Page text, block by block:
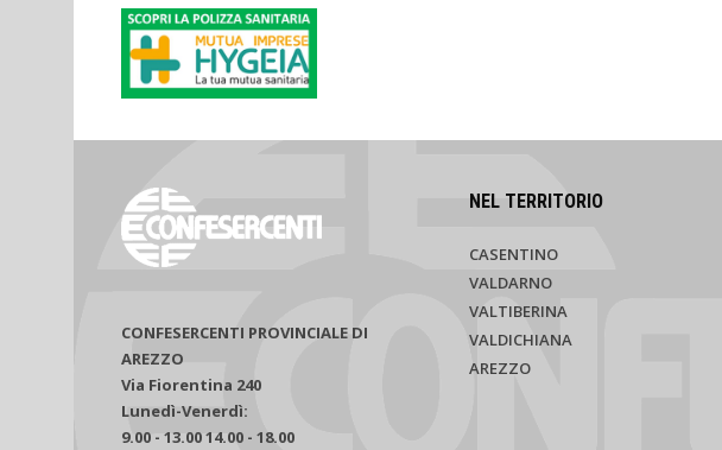
CONFESERCENTI PROVINCIALE DI
AREZZO
Via Fiorentina 240
Lunedì-Venerdì:
9.00 - 13.00 14.00 - 18.00
NEL TERRITORIO
CASENTINO
VALDARNO
VALTIBERINA
VALDICHIANA
AREZZO